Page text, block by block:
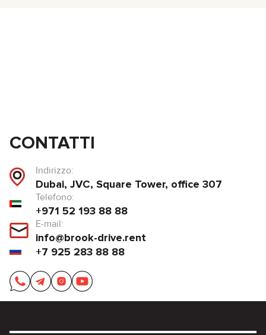
CONTATTI
Indirizzo:
Dubai, JVC, Square Tower, office 307
Telefono:
+971 52 193 88 88
E-mail:
info@brook-drive.rent
+7 925 283 88 88